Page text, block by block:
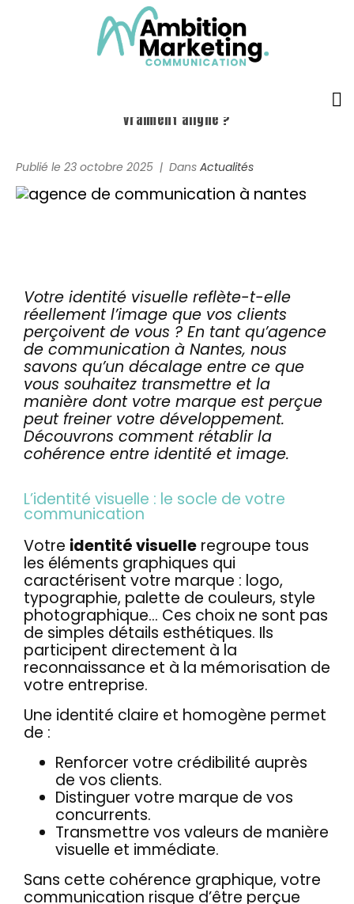
L’agence
Réalisations
Témoignages
Actualités
Contact
vraiment aligné ?
Publié le 23 octobre 2025 Dans Actualités
Votre identité visuelle reflète-t-elle
réellement l’image que vos clients
perçoivent de vous ? En tant qu’agence
de communication à Nantes, nous
savons qu’un décalage entre ce que
vous souhaitez transmettre et la
manière dont votre marque est perçue
peut freiner votre développement.
Découvrons comment rétablir la
cohérence entre identité et image.
L’identité visuelle : le socle de votre
communication
Votre identité visuelle regroupe tous
les éléments graphiques qui
caractérisent votre marque : logo,
typographie, palette de couleurs, style
photographique… Ces choix ne sont pas
de simples détails esthétiques. Ils
participent directement à la
reconnaissance et à la mémorisation de
votre entreprise.
Une identité claire et homogène permet
de :
Renforcer votre crédibilité auprès
de vos clients.
Distinguer votre marque de vos
concurrents.
Transmettre vos valeurs de manière
visuelle et immédiate.
Sans cette cohérence graphique, votre
communication risque d’être perçue